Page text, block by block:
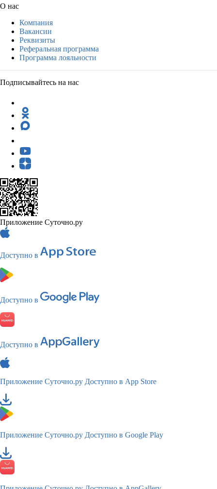
О нас
Компания
Вакансии
Реквизиты
Реферальная программа
Программа лояльности
Подписывайтесь на нас
Приложение Суточно.ру
Доступно в
Доступно в
Доступно в
Приложение Суточно.ру Доступно в App Store
Приложение Суточно.ру Доступно в Google Play